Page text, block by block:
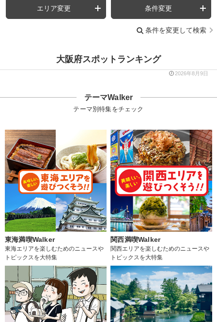
エリア変更 条件変更
条件を変更して検索
大阪府スポットランキング
2026年8月9日
テーマWalker
テーマ別特集をチェック
東海満喫Walker
東海エリアを楽しむためのニュースや
トピックスを大特集
関西満喫Walker
関西エリアを楽しむためのニュースや
トピックスを大特集